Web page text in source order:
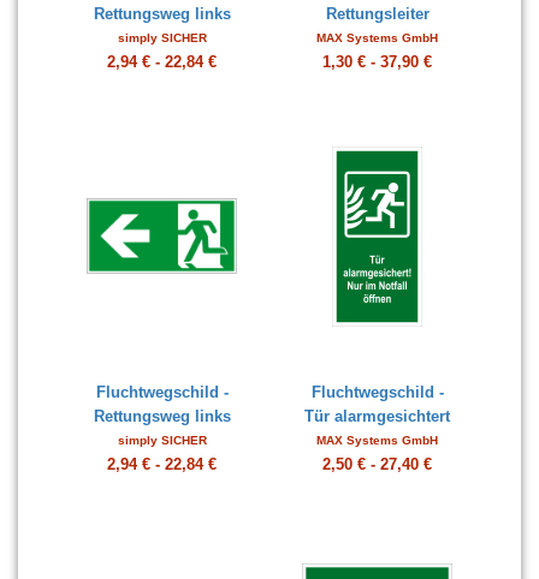
Rettungsweg links
simply SICHER
2,94 € - 22,84 €
Rettungsleiter
MAX Systems GmbH
1,30 € - 37,90 €
Fluchtwegschild -
Rettungsweg links
simply SICHER
2,94 € - 22,84 €
Fluchtwegschild -
Tür alarmgesichtert
MAX Systems GmbH
2,50 € - 27,40 €